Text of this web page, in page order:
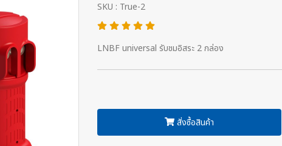
SKU : True-2
LNBF universal รับชมอิสระ 2 กล่อง
สั่งซื้อสินค้า